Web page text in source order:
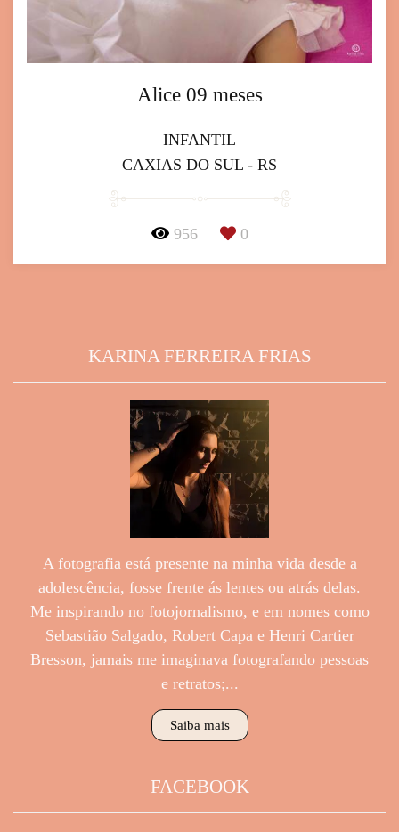
Alice 09 meses
INFANTIL
CAXIAS DO SUL - RS
956 0
KARINA FERREIRA FRIAS
A fotografia está presente na minha vida desde a
adolescência, fosse frente ás lentes ou atrás delas.
Me inspirando no fotojornalismo, e em nomes como
Sebastião Salgado, Robert Capa e Henri Cartier
Bresson, jamais me imaginava fotografando pessoas
e retratos;...
Saiba mais
FACEBOOK